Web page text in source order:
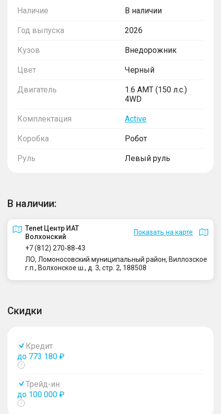
Наличие В наличии
Год выпуска 2026
Кузов Внедорожник
Цвет Черный
Двигатель
1.6 AMT (150 л.с.)
4WD
Комплектация Active
Коробка Робот
Руль Левый руль
В наличии:
Tenet Центр ИАТ
Волхонский
Показать на карте
+7 (812) 270-88-43
ЛО, Ломоносовский муниципальный район, Виллозское
г.п., Волхонское ш., д. 3, стр. 2, 188508
Скидки
Кредит
до 773 180 ₽
Показать
Трейд-ин
до 100 000 ₽
Показать